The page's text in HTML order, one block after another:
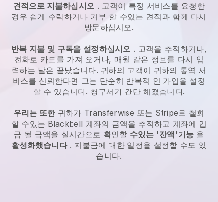
견적으로 지불하십시오 . 고객이 특정 서비스를 요청한
경우 쉽게 수락하거나 거부 할 수있는 견적과 함께 다시
방문하십시오.
반복 지불 및 구독을 설정하십시오 . 고객을 추적하거나,
전화로 카드를 가져 오거나, 매월 같은 정보를 다시 입
력하는 날은 끝났습니다. 귀하의 고객이 귀하의 통역 서
비스를 신뢰한다면 그는 단순히 반복적 인 가입을 설정
할 수 있습니다. 청구서가 간단 해졌습니다.
우리는 또한귀하가 Transferwise 또는 Stripe로 철회
할 수있는 Blackbell 계좌의 금액을 추적하고 계좌에 입
금 될 금액을 실시간으로 확인할 수있는 '잔액'기능 을
활성화했습니다. 지불금에 대한 일정을 설정할 수도 있
습니다.